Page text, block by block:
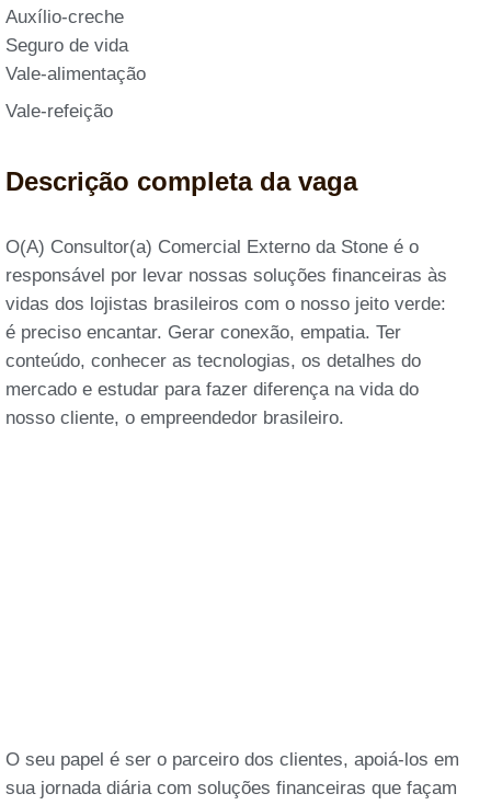
Auxílio-creche
Seguro de vida
Vale-alimentação
Vale-refeição
Descrição completa da vaga
O(A) Consultor(a) Comercial Externo da Stone é o
responsável por levar nossas soluções financeiras às
vidas dos lojistas brasileiros com o nosso jeito verde:
é preciso encantar. Gerar conexão, empatia. Ter
conteúdo, conhecer as tecnologias, os detalhes do
mercado e estudar para fazer diferença na vida do
nosso cliente, o empreendedor brasileiro.
O seu papel é ser o parceiro dos clientes, apoiá-los em
sua jornada diária com soluções financeiras que façam